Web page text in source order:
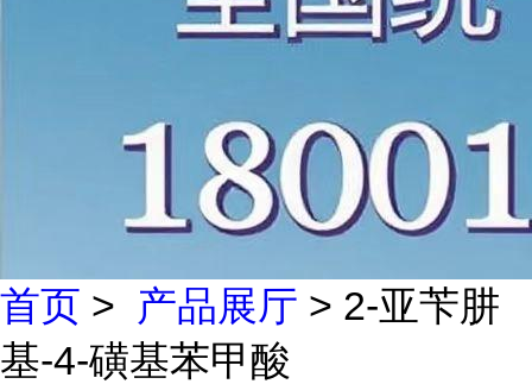
首页 > 产品展厅 > 2-亚苄肼
基-4-磺基苯甲酸